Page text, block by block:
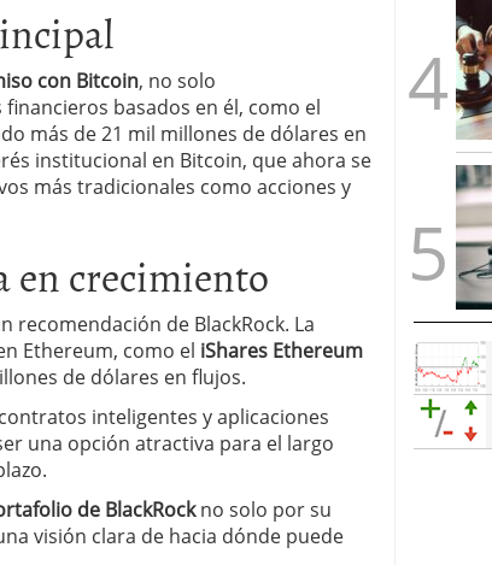
con Bitcoin, no solo
basados en él, como el
más de 21 mil millones de dólares en
institucional en Bitcoin, que ahora se
más tradicionales como acciones y
en crecimiento
recomendación de BlackRock. La
Ethereum, como el iShares Ethereum
de dólares en flujos.
inteligentes y aplicaciones
una opción atractiva para el largo
de BlackRockno solo por su
visión clara de hacia dónde puede